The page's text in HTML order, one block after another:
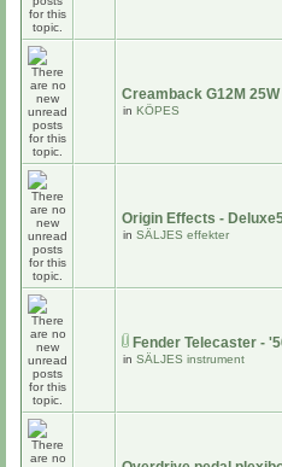
Creamback G12M 25W
in KÖPES
Origin Effects -
in SÄLJES effekter
Fender Telecaster -
in SÄLJES instrument